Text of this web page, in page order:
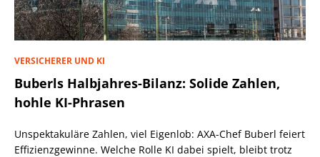
VERSICHERER UND KI
Buberls Halbjahres-Bilanz: Solide Zahlen,
hohle KI-Phrasen
Unspektakuläre Zahlen, viel Eigenlob: AXA-Chef Buberl feiert
Effizienzgewinne. Welche Rolle KI dabei spielt, bleibt trotz